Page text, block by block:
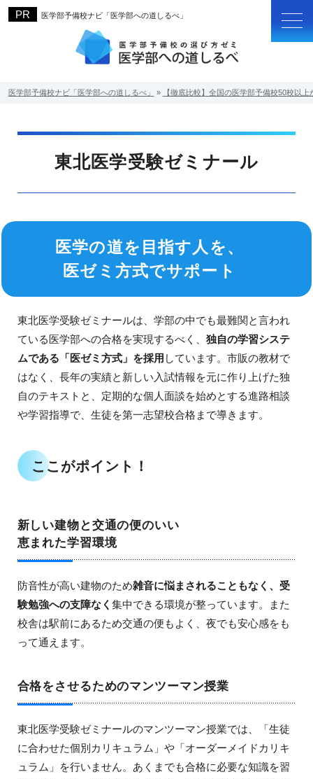
医学部予備校ナビ「医学部への道しるべ」
医学部予備校ナビ「医学部への道しるべ」 » 【徹底比較】全国の医学部予備校50校以上
東北医学受験ゼミナール
医学の道を目指す人を、
医ゼミ方式でサポート
東北医学受験ゼミナールは、学部の中でも最難関と言われ
ている医学部への合格を実現するべく、 独自の学習システ
ムである「医ゼミ方式」を採用 しています。市販の教材で
はなく、長年の実績と新しい入試情報を元に作り上げた独
自のテキストと、定期的な個人面談を始めとする進路相談
や学習指導で、生徒を第一志望校合格まで導きます。
ここがポイント！
新しい建物と交通の便のいい
恵まれた学習環境
防音性が高い建物のため雑音に悩まされることもなく、受
験勉強への支障なく 集中できる環境が整っています。また
校舎は駅前にあるため交通の便もよく、夜でも安心感をも
って通えます。
合格をさせるためのマンツーマン授業
東北医学受験ゼミナールのマンツーマン授業では、「生徒
に合わせた個別カリキュラム」や「オーダーメイドカリキ
ュラム」を行いません。あくまでも合格に必要な知識を習